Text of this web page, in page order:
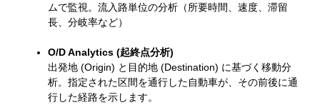
ムで監視。流入路単位の分析（所要時間、速度、滞留
長、分岐率など）
O/D Analytics (起終点分析)
出発地 (Origin) と目的地 (Destination) に基づく移動分
析。指定された区間を通行した自動車が、その前後に通
行した経路を示します。